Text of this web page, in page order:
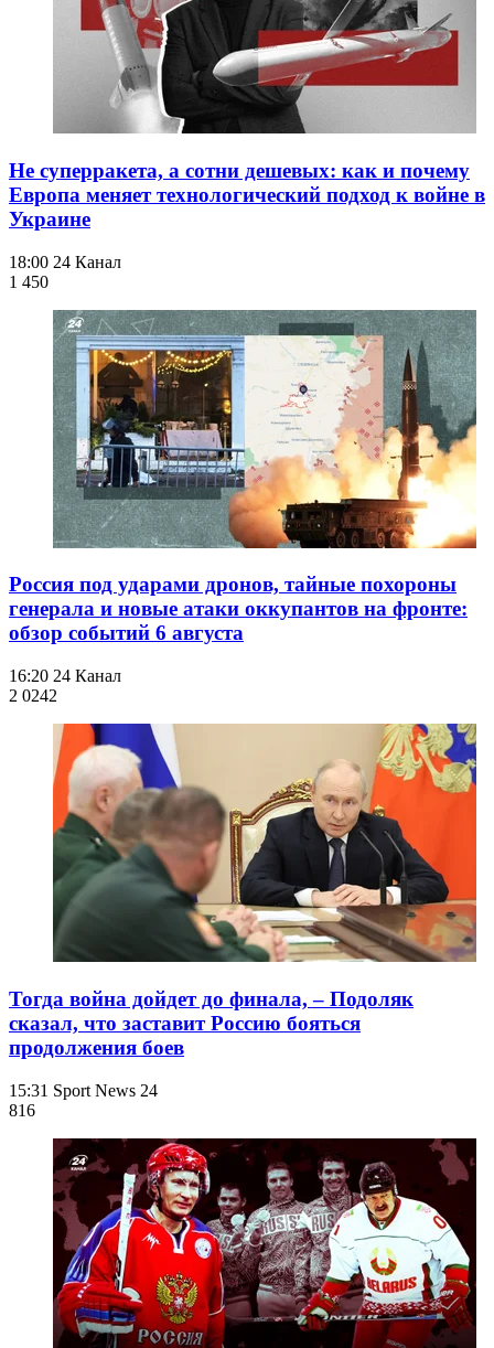
Не суперракета, а сотни дешевых: как и почему
Европа меняет технологический подход к войне в
Украине
18:00 24 Канал
1 450
Россия под ударами дронов, тайные похороны
генерала и новые атаки оккупантов на фронте:
обзор событий 6 августа
16:20 24 Канал
2 0242
Тогда война дойдет до финала, – Подоляк
сказал, что заставит Россию бояться
продолжения боев
15:31 Sport News 24
816